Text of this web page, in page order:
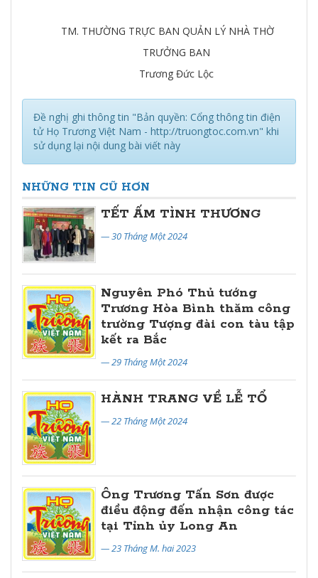
TM. THƯỜNG TRỰC BAN QUẢN LÝ NHÀ THỜ
TRƯỞNG BAN
Trương Đức Lộc
Đề nghị ghi thông tin "Bản quyền: Cổng thông tin điện
tử Họ Trương Việt Nam - http://truongtoc.com.vn" khi
sử dụng lại nội dung bài viết này
NHỮNG TIN CŨ HƠN
TẾT ẤM TÌNH THƯƠNG
— 30 Tháng Một 2024
Nguyên Phó Thủ tướng
Trương Hòa Bình thăm công
trường Tượng đài con tàu tập
kết ra Bắc
— 29 Tháng Một 2024
HÀNH TRANG VỀ LỄ TỔ
— 22 Tháng Một 2024
Ông Trương Tấn Sơn được
điều động đến nhận công tác
tại Tỉnh ủy Long An
— 23 Tháng M. hai 2023